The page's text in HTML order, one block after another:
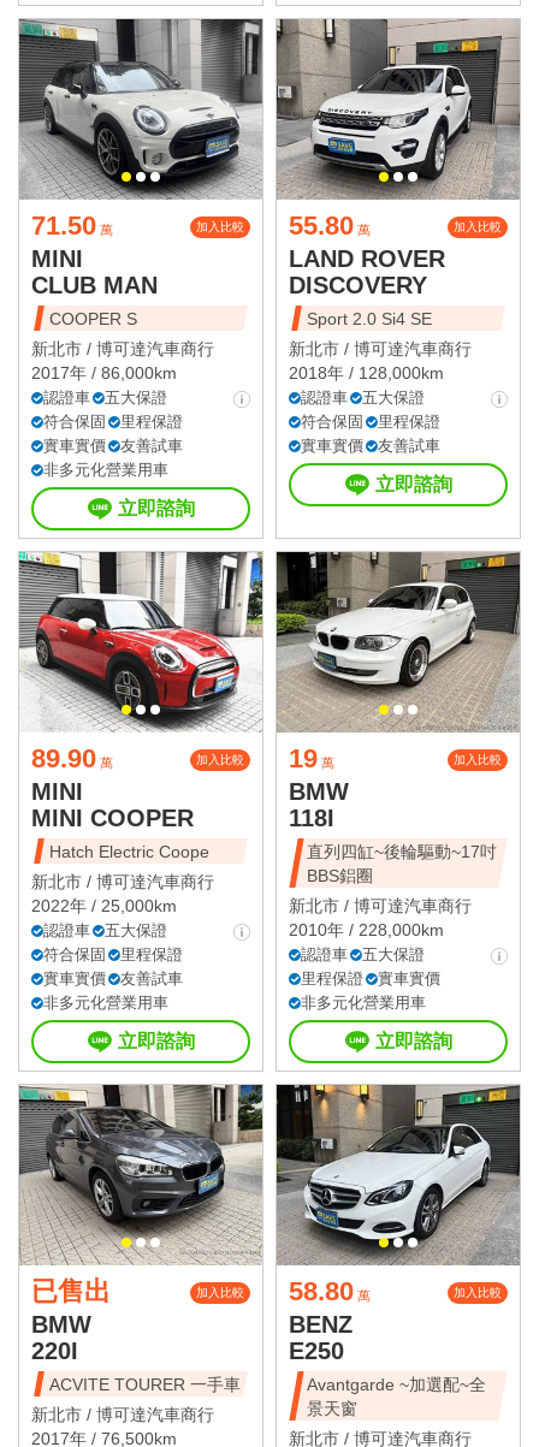
71.50 萬 加入比較
MINI
CLUB MAN
COOPER S
新北市 / 博可達汽車商行
2017年 / 86,000km
認證車
五大保證
符合保固
里程保證
實車實價
友善試車
非多元化營業用車
立即諮詢
55.80 萬 加入比較
LAND ROVER
DISCOVERY
Sport 2.0 Si4 SE
新北市 / 博可達汽車商行
2018年 / 128,000km
認證車
五大保證
符合保固
里程保證
實車實價
友善試車
立即諮詢
89.90 萬 加入比較
MINI
MINI COOPER
Hatch Electric Coope
新北市 / 博可達汽車商行
2022年 / 25,000km
認證車
五大保證
符合保固
里程保證
實車實價
友善試車
非多元化營業用車
立即諮詢
19 萬 加入比較
BMW
118I
直列四缸~後輪驅動~17吋
BBS鋁圈
新北市 / 博可達汽車商行
2010年 / 228,000km
認證車
五大保證
里程保證
實車實價
非多元化營業用車
立即諮詢
已售出 加入比較
BMW
220I
ACVITE TOURER 一手車
新北市 / 博可達汽車商行
2017年 / 76,500km
58.80 萬 加入比較
BENZ
E250
Avantgarde ~加選配~全
景天窗
新北市 / 博可達汽車商行